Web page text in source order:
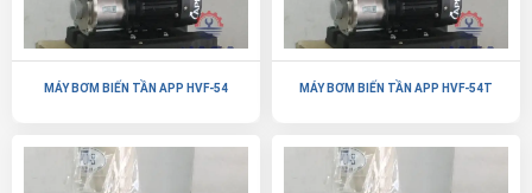
MÁY BƠM BIẾN TẦN APP HVF-54 MÁY BƠM BIẾN TẦN APP HVF-54T